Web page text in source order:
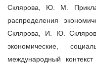
Склярова, Ю. М.
распределения
Склярова, И. Ю.
экономические,
международный